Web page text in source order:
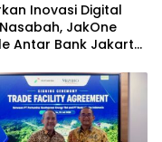
Inovasi Digital
JakOne
Antar Bank Jakarta
Awards 2026